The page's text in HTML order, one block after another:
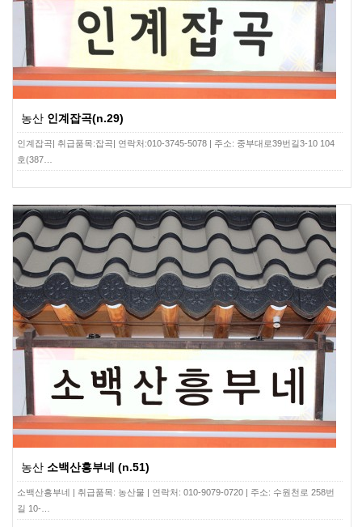
농산 인계잡곡(n.29)
인계잡곡| 취급품목:잡곡| 연락처:010-3745-5078 | 주소: 중부대로39번길3-10 104
호(387…
농산 소백산흥부네 (n.51)
소백산흥부네 | 취급품목: 농산물 | 연락처: 010-9079-0720 | 주소: 수원천로 258번
길 10-…